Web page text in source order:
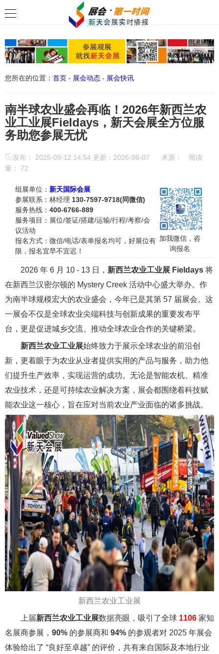
您所在的位置： 首页 - 展会动态 - 展会快讯
南半球农业盛会再临！2026年新西兰农
业工业展Fieldays，新天会展全方位服
务助您参展无忧
发布： 2025-09-12 14:54 更新：2026-08-07 来源：
阅读
量： 72
组展单位： 新天国际会展
参展联系：林经理 130-7597-9718(同微信)
服务热线：400-6766-889
服务项目：展位/签证/搭建/运输/行程/考察/会
议活动
报名方式：微信/电话/表单报名均可，好展位有
限，报名宜早不宜迟！
加我微信，咨
询报名
2026 年 6 月 10 - 13 日， 新西兰农业工业展 Fieldays 将
在新西兰汉密尔顿的 Mystery Creek 活动中心盛大举办。作
为南半球规模宏大的农业盛会，今年已是其第 57 届展会。这
一展会不仅是全球农业尖端科技与创新成果的重要发布平
台，更是促进城乡交流、推动全球农业合作的关键桥梁。
新西兰农业工业展始终致力于展示全球农业的前沿创
新，更着眼于为农业从业者提供实用的产品与服务，助力他
们提升生产效率，实现运营的成功。无论是智能农机、精准
农业技术，还是可持续农业解决方案，展会都围绕着科技赋
能农业这一核心，旨在应对当前农业产业面临的诸多挑战。
新西兰农业工业展
上届新西兰农业工业展数据亮眼，吸引了全球 1106 家知
名展商参展， 90% 的参展商和 94% 的参观者对 2025 年展会
体验给出了 “良好至卓越” 的评价，共有来自国际及本地行业